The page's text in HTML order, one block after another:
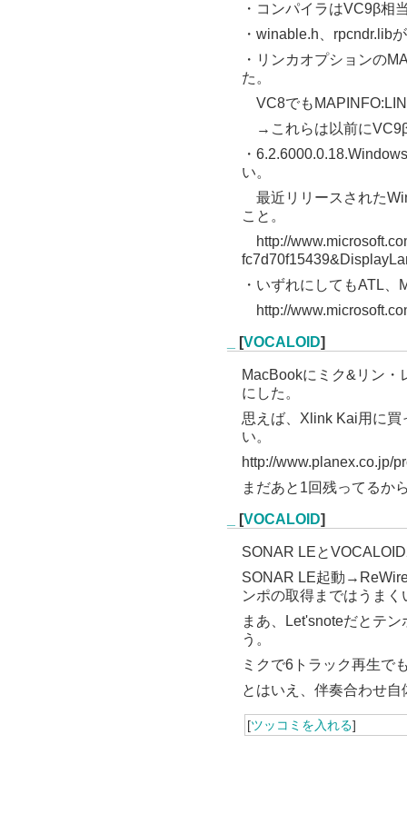
・コンパイラはVC9β相
・winable.h、rpcndr.lib
・リンカオプションの
た。
VC8でも
→これらは以前に
・
い。
最近リリースされた
こと。
http://
・いずれにしてもATL
http://
[VOCALOID]
MacBookにミク&リン
にした。
思えば、Xlink Kai用に
い。
http://www.planex.co.jp/
まだあと1回残ってるか
[VOCALOID]
SONAR LEと
SONAR LE起動
ンポの取得まではうま
まあ、Let'snoteだとテ
う。
ミクで6トラック再生で
とはいえ、伴奏合わせ
[ツッコミを入れる]